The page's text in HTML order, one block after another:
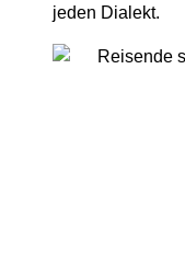
jeden Dialekt.